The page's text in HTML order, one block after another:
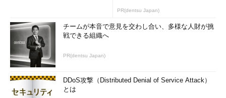
PR(dentsu Japan)
チームが本音で意見を交わし合い、多様な人財が挑
戦できる組織へ
PR(dentsu Japan)
DDoS攻撃（Distributed Denial of Service Attack）
とは